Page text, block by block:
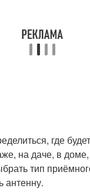
где
на даче, в
тип
антенну.